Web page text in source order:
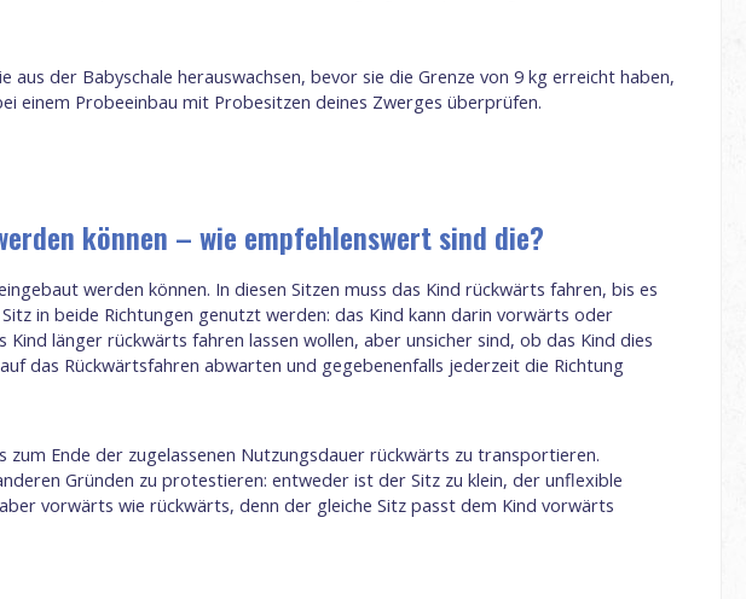
der Babyschale herauswachsen, bevor sie die Grenze von 9 kg erreicht haben,
einem Probeeinbau mit Probesitzen deines Zwerges überprüfen.
können – wie empfehlenswert sind die?
werden können. In diesen Sitzen muss das Kind rückwärts fahren, bis es
in beide Richtungen genutzt werden: das Kind kann darin vorwärts oder
länger rückwärts fahren lassen wollen, aber unsicher sind, ob das Kind dies
das Rückwärtsfahren abwarten und gegebenenfalls jederzeit die Richtung
Ende der zugelassenen Nutzungsdauer rückwärts zu transportieren.
Gründen zu protestieren: entweder ist der Sitz zu klein, der unflexible
vorwärts wie rückwärts, denn der gleiche Sitz passt dem Kind vorwärts